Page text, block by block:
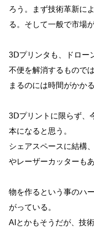
ろう。まず技術革新に
る。そして一般で市場
3Ⅾプリンタも、ドロー
不便を解消するもので
まるのには時間がかかる
3Ⅾプリントに限らず、
本になると思う。
シェアスペースに結構
やレーザーカッターもあ
物を作るという事のハ
がっている。
AIとかもそうだが、技